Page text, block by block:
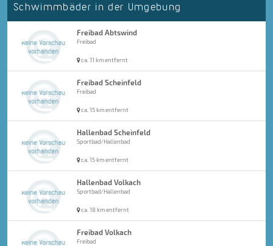
Schwimmbäder in der Umgebung
Freibad Abtswind
Freibad
ca. 11 km entfernt
Freibad Scheinfeld
Freibad
ca. 15 km entfernt
Hallenbad Scheinfeld
Sportbad/Hallenbad
ca. 15 km entfernt
Hallenbad Volkach
Sportbad/Hallenbad
ca. 18 km entfernt
Freibad Volkach
Freibad